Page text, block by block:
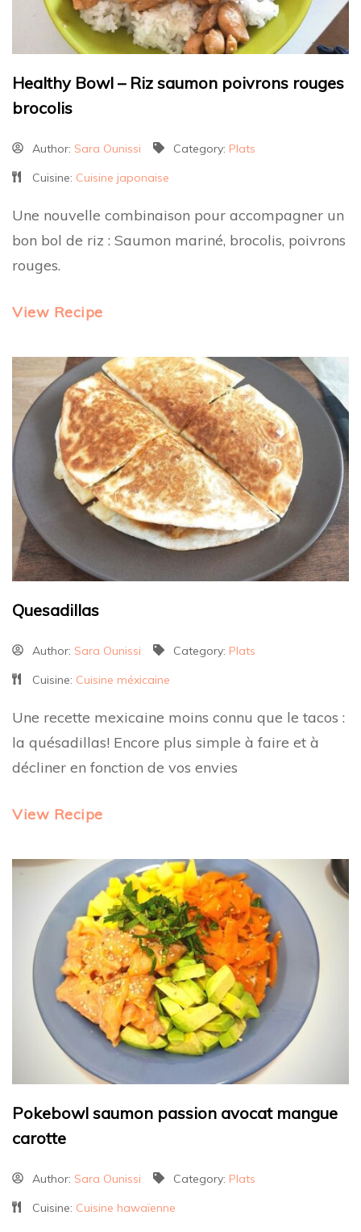
Healthy Bowl – Riz saumon poivrons rouges
brocolis
Author: Sara Ounissi Category: Plats
Cuisine: Cuisine japonaise
Une nouvelle combinaison pour accompagner un
bon bol de riz : Saumon mariné, brocolis, poivrons
rouges.
View Recipe
Quesadillas
Author: Sara Ounissi Category: Plats
Cuisine: Cuisine méxicaine
Une recette mexicaine moins connu que le tacos :
la quésadillas! Encore plus simple à faire et à
décliner en fonction de vos envies
View Recipe
Pokebowl saumon passion avocat mangue
carotte
Author: Sara Ounissi Category: Plats
Cuisine: Cuisine hawaïenne